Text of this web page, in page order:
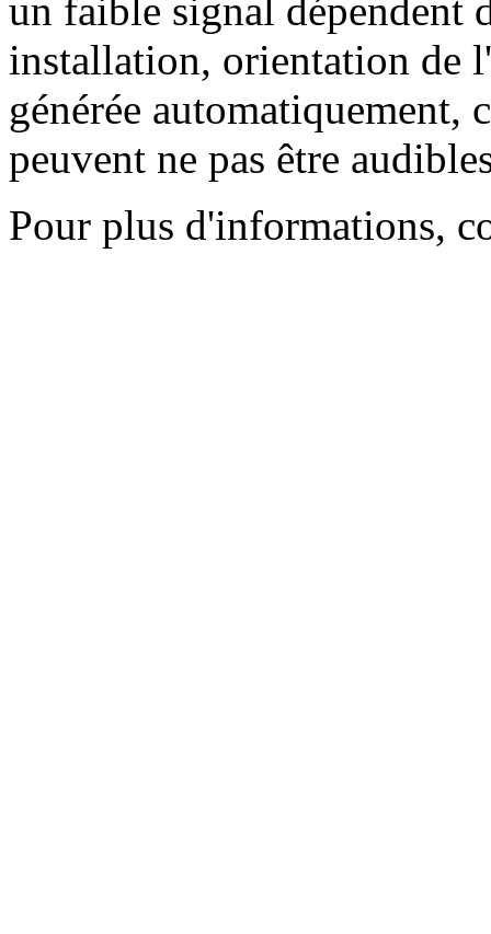
un faible signal dépendent
installation, orientation de
générée automatiquement,
peuvent ne pas être
Pour plus d'informations,